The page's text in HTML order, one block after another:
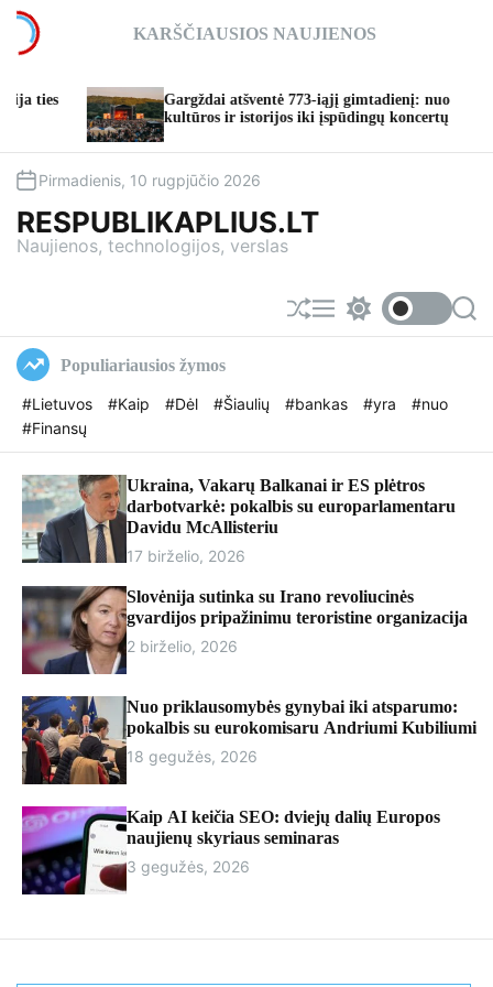
c
KARŠČIAUSIOS NAUJIENOS
Gargždai atšventė 773-iąjį gimtadienį: nuo
kultūros ir istorijos iki įspūdingų koncertų
Pirmadienis, 10 rugpjūčio 2026
RESPUBLIKAPLIUS.LT
Naujienos, technologijos, verslas
S
h
l
M
e w
h
o
o
r
S
e
Populiariausios žymos
#Lietuvos #Kaip #Dėl #Šiaulių #bankas #yra
#nuo
#Finansų
Ukraina, Vakarų Balkanai ir ES plėtros
darbotvarkė: pokalbis su europarlamentaru
Davidu McAllisteriu
17 birželio, 2026
Slovėnija sutinka su Irano revoliucinės
gvardijos pripažinimu teroristine organizacija
2 birželio, 2026
Nuo priklausomybės gynybai iki atsparumo:
pokalbis su eurokomisaru Andriumi Kubiliumi
18 gegužės, 2026
Kaip AI keičia SEO: dviejų dalių Europos
naujienų skyriaus seminaras
3 gegužės, 2026